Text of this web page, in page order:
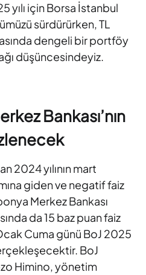
yılı için Borsa İstanbul
sürdürürken, TL
dengeli bir portföy
düşüncesindeyiz.
Bankası’nın
2024 yılının mart
giden ve negatif faiz
MerkezBankası
da 15 baz puan faiz
Cuma günü BoJ 2025
BoJ
Himino, yönetim